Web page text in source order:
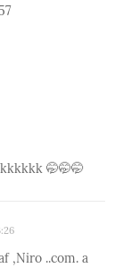
🤭🤭🤭
,Niro ..com. a